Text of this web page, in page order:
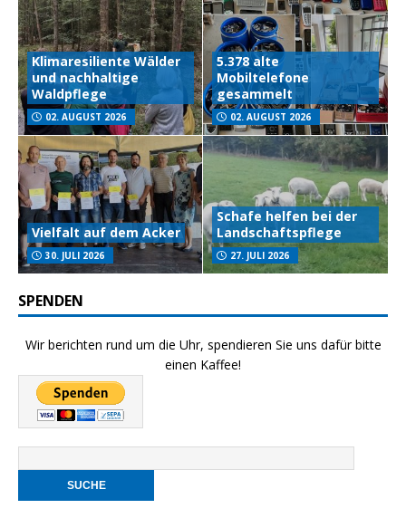
Klimaresiliente Wälder
und nachhaltige
Waldpflege
02. AUGUST 2026
5.378 alte
Mobiltelefone
gesammelt
02. AUGUST 2026
Vielfalt auf dem Acker
30. JULI 2026
Schafe helfen bei der
Landschaftspflege
27. JULI 2026
SPENDEN
Wir berichten rund um die Uhr, spendieren Sie uns dafür bitte
einen Kaffee!